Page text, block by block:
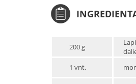
200 g
1 vnt.